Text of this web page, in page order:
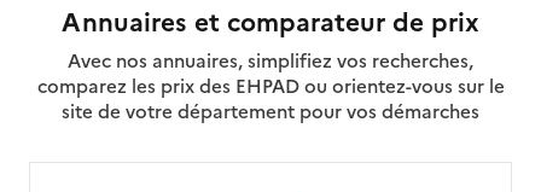
Site internet
Voir la fiche
Source des données : Finess n° 250011228
Annuaires et comparateur de prix
Avec nos annuaires, simplifiez vos recherches,
comparez les prix des EHPAD ou orientez-vous sur le
site de votre département pour vos démarches